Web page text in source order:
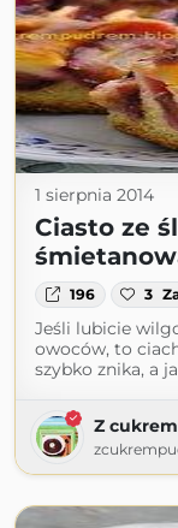
1 sierpnia 2014
Ciasto ze
196 3
Jeśli lubicie
owoców, to
szybko znika, a
Z